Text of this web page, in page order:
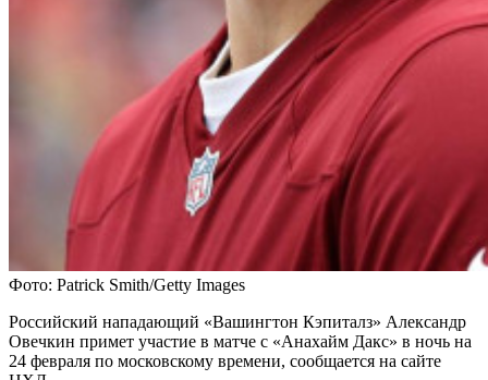
Фото: Patrick Smith/Getty Images
Российский нападающий «Вашингтон Кэпиталз» Александр
Овечкин примет участие в матче с «Анахайм Дакс» в ночь на
24 февраля по московскому времени, сообщается на сайте